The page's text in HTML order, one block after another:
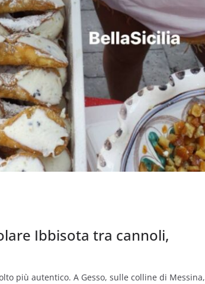
Ibbisota tra cannoli,
più autentico. A Gesso, sulle colline di Messina,